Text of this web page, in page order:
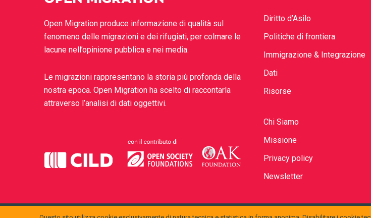
Open Migration produce informazione di qualità sul
fenomeno delle migrazioni e dei rifugiati, per colmare le
lacune nell’opinione pubblica e nei media.
Le migrazioni rappresentano la storia più profonda della
nostra epoca. Open Migration ha scelto di raccontarla
attraverso l’analisi di dati oggettivi.
Diritto d’Asilo
Politiche di frontiera
Immigrazione & Integrazione
Dati
Risorse
Chi Siamo
Missione
Privacy policy
Newsletter